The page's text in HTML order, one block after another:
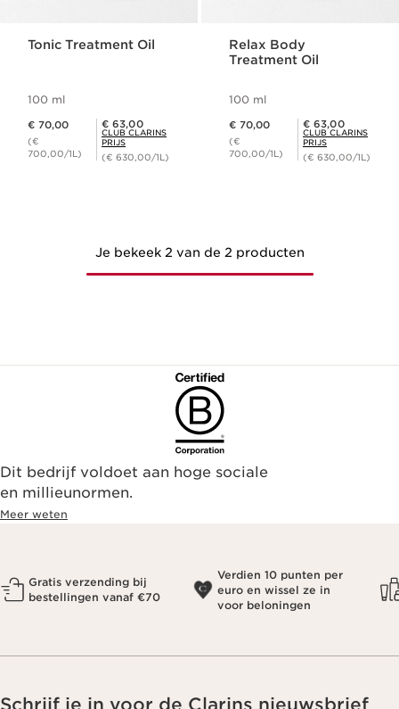
Tonic Treatment Oil
100 ml
€ 70,00
(€
700,00/1L)
Club Clarins Prijs € 63,00
€ 63,00
CLUB CLARINS
PRIJS
(€ 630,00/1L)
Relax Body
Treatment Oil
100 ml
€ 70,00
(€
700,00/1L)
Club Clarins Prijs € 63,00
€ 63,00
CLUB CLARINS
PRIJS
(€ 630,00/1L)
Je bekeek 2 van de 2 producten
Dit bedrijf voldoet aan hoge sociale
en millieunormen.
Meer weten
Gratis verzending bij
bestellingen vanaf €70
Verdien 10 punten per
euro en wissel ze in
voor beloningen
Schrijf je in voor de Clarins nieuwsbrief